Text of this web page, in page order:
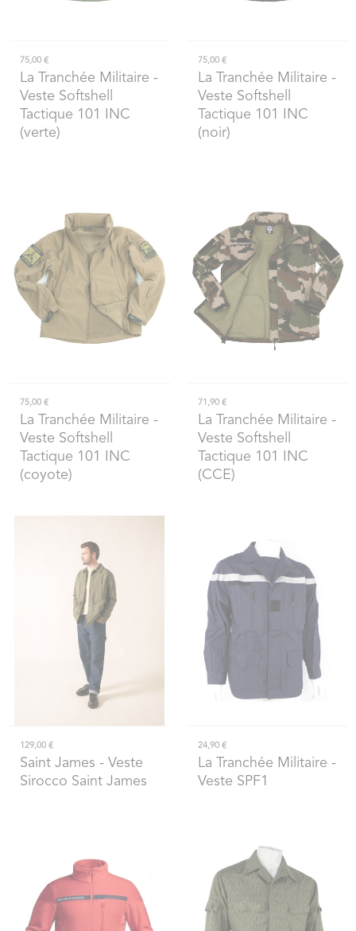
75,00 €
La Tranchée Militaire -
Veste Softshell
Tactique 101 INC
(verte)
75,00 €
La Tranchée Militaire -
Veste Softshell
Tactique 101 INC
(noir)
75,00 €
La Tranchée Militaire -
Veste Softshell
Tactique 101 INC
(coyote)
71,90 €
La Tranchée Militaire -
Veste Softshell
Tactique 101 INC
(CCE)
129,00 €
Saint James - Veste
Sirocco Saint James
24,90 €
La Tranchée Militaire -
Veste SPF1